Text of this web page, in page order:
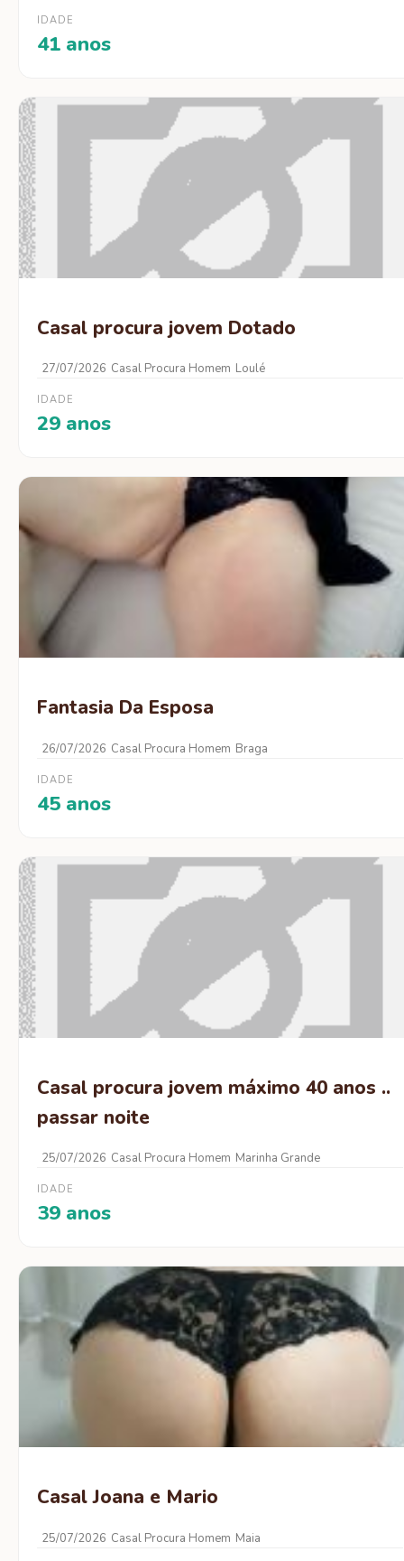
IDADE
41 anos
Casal procura jovem Dotado
27/07/2026 Casal Procura Homem Loulé
IDADE
29 anos
Fantasia Da Esposa
26/07/2026 Casal Procura Homem Braga
IDADE
45 anos
Casal procura jovem máximo 40 anos ..
passar noite
25/07/2026 Casal Procura Homem Marinha Grande
IDADE
39 anos
Casal Joana e Mario
25/07/2026 Casal Procura Homem Maia